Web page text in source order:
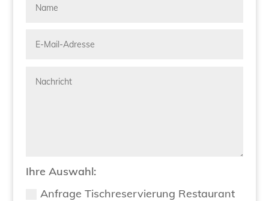
Ihre Auswahl:
Anfrage Tischreservierung Restaurant